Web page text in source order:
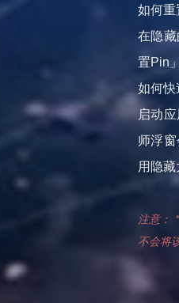
如何重
在隐
置Pin
如何快
启动
师浮
用隐
注意：
不会将